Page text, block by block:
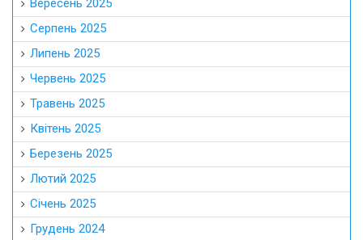
Вересень 2025
Серпень 2025
Липень 2025
Червень 2025
Травень 2025
Квітень 2025
Березень 2025
Лютий 2025
Січень 2025
Грудень 2024